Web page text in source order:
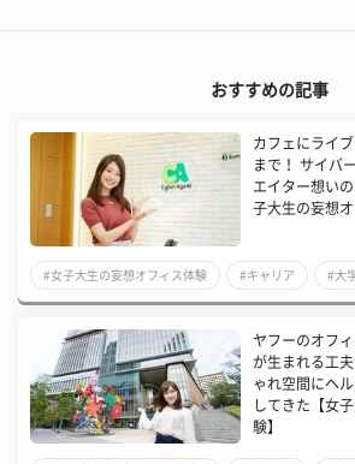
おすすめの記事
カフェにライ
まで！ サイバ
エイター想い
子大生の妄想オ
#女子大生の妄想オフィス体験 #キャリア #大
ヤフーのオフ
が生まれる工
ゃれ空間にヘ
してきた【女
験】